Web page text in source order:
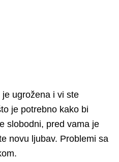
ugrožena i vi ste
je potrebno kako bi
slobodni, pred vama je
novu ljubav. Problemi sa